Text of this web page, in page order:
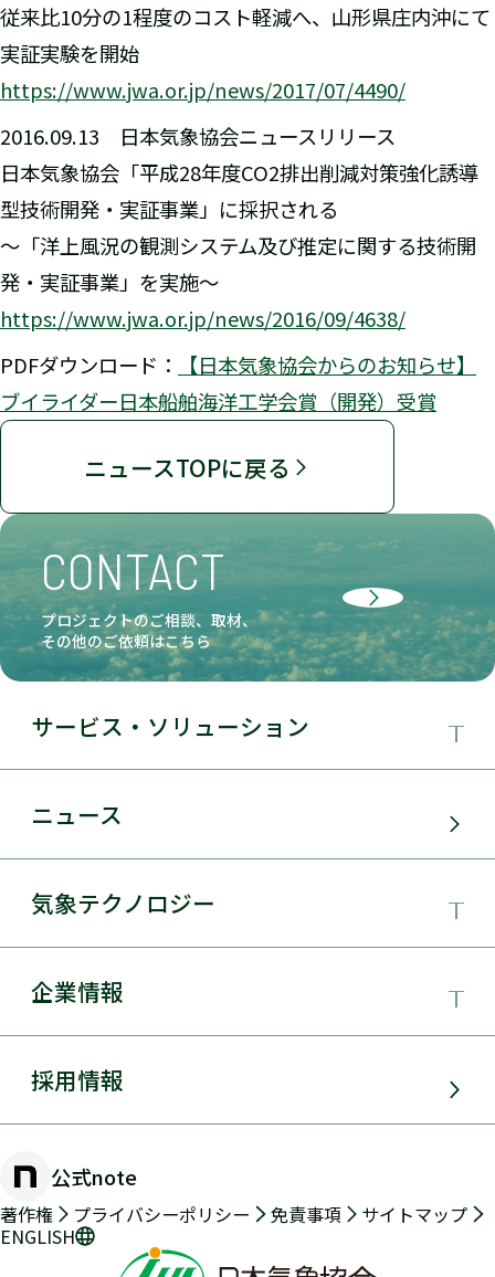
従来比10分の1程度のコスト軽減へ、山形県庄内沖にて
実証実験を開始
https://www.jwa.or.jp/news/2017/07/4490/
2016.09.13 日本気象協会ニュースリリース
日本気象協会「平成28年度CO2排出削減対策強化誘導
型技術開発・実証事業」に採択される
～「洋上風況の観測システム及び推定に関する技術開
発・実証事業」を実施～
https://www.jwa.or.jp/news/2016/09/4638/
PDFダウンロード：
【日本気象協会からのお知らせ】
ブイライダー日本船舶海洋工学会賞（開発）受賞
ニュースTOPに戻る
CONTACT
プロジェクトのご相談、取材、
その他のご依頼はこちら
サービス・ソリューション
サービス・ソリューション
太陽光発電
環境アセスメント
防災・危機管理・気候変動対策
交通（道路・鉄道・航空・船舶）
ニュース
気象テクノロジー
気象テクノロジー
総合数値気象予測システムSYNFOS
物理学的手法とAIを用いた日射量の短時間予測
手法の開発
2年先長期気象予測
企業情報
日本気象協会とは
組織概要
沿革
採用情報
公式note
著作権 プライバシーポリシー 免責事項
サイトマップ
ENGLISH